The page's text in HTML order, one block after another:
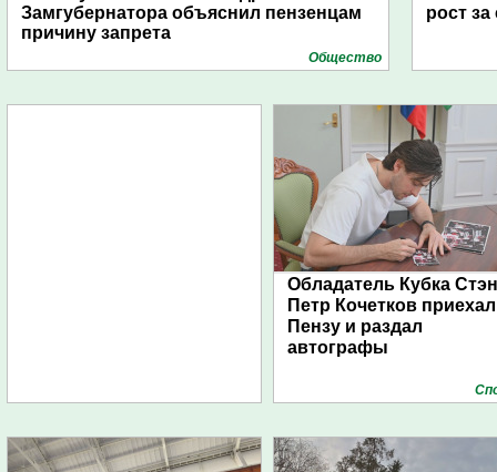
Замгубернатора объяснил пензенцам
причину запрета
Общество
рост за
Обладатель Кубка
Петр Кочетков
Пензу и раздал
автографы